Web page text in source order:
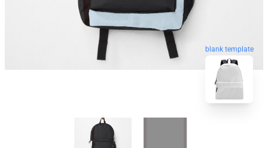
blank template